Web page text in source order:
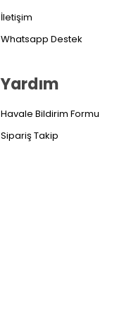
İletişim
Whatsapp Destek
Yardım
Havale Bildirim Formu
Sipariş Takip